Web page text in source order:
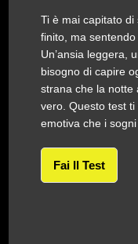
Ti è mai capitato
finito, ma
Un’ansia leggera,
bisogno di capire
strana che la notte
vero. Questo test ti
emotiva che i
Fai Il Test